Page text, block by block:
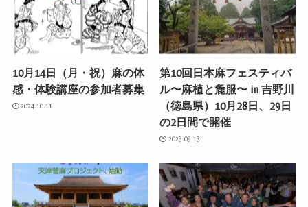
10月14日（月・祝）麻の体
感・体験講座の参加者募集
2024.10.11
第10回日本麻フェスティバ
ル〜麻植と麁服〜 in 吉野川
（徳島県）10月28日、29日
の2日間で開催
2023.09.13